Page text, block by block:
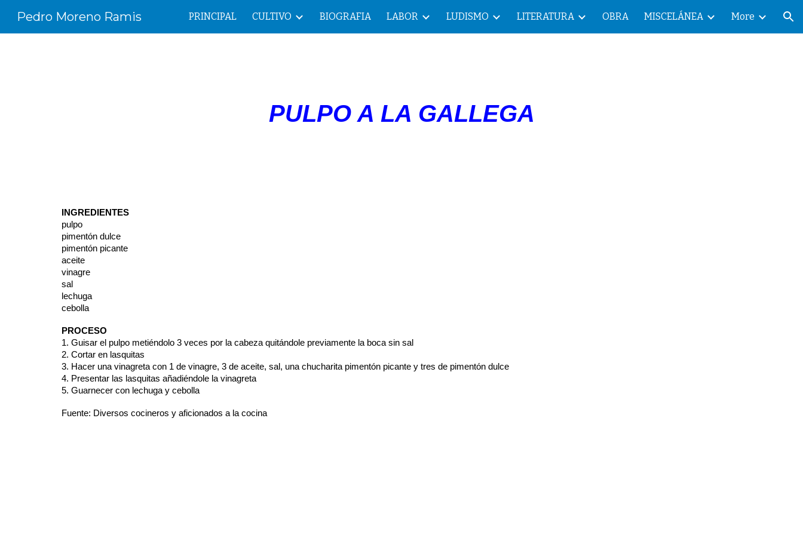
Skip to main content Skip to navigation
Pedro Moreno Ramis PRINCIPAL CULTIVO BIOGRAFIA LABOR LUDISMO LITERATURA OBRA MISCELÁNEA More
PULPO A LA GALLEGA
INGREDIENTES
pulpo
pimentón dulce
pimentón picante
aceite
vinagre
sal
lechuga
cebolla
PROCESO
1. Guisar el pulpo metiéndolo 3 veces por la cabeza quitándole previamente la boca sin sal
2. Cortar en lasquitas
3. Hacer una vinagreta con 1 de vinagre, 3 de aceite, sal, una chucharita pimentón picante y tres de pimentón dulce
4. Presentar las lasquitas añadiéndole la vinagreta
5. Guarnecer con lechuga y cebolla
Fuente: Diversos cocineros y aficionados a la cocina